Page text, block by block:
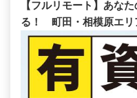
【フルリモート】あな
る！ 町田・相模原エリ